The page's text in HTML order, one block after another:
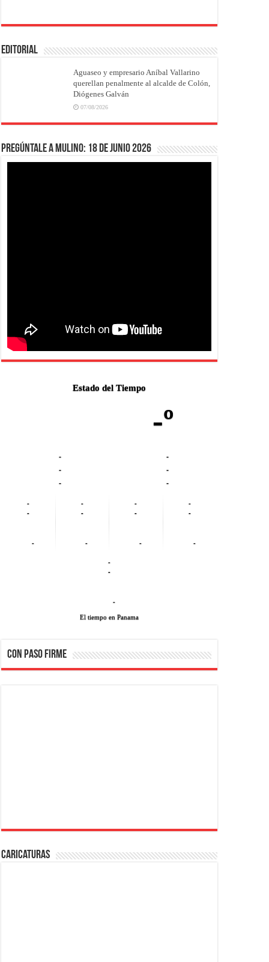
EDITORIAL
Aguaseo y empresario Aníbal Vallarino
querellan penalmente al alcalde de Colón,
Diógenes Galván
07/08/2026
Pregúntale a Mulino: 18 de junio 2026
Estado del Tiempo
-º
-
-
-
-
-
-
-
-
-
-
-
-
-
-
-
-
-
-
-
-
-
El tiempo en Panama
CON PASO FIRME
Caricaturas